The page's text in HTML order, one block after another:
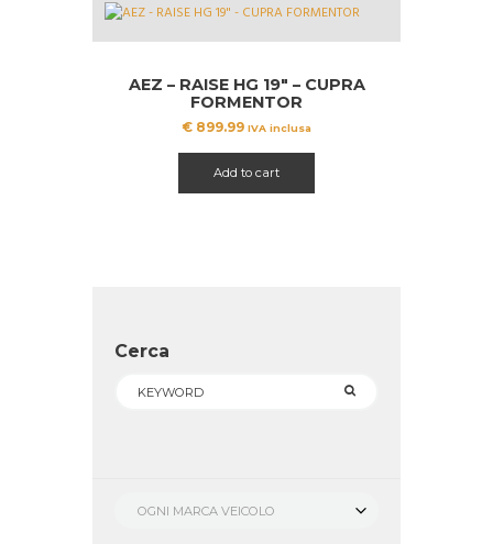
AEZ – RAISE HG 19″ – CUPRA
FORMENTOR
€ 899.99 IVA inclusa
Add to cart
Cerca
OGNI MARCA VEICOLO